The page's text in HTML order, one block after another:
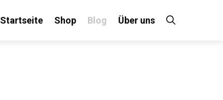
Startseite Shop Blog Über uns